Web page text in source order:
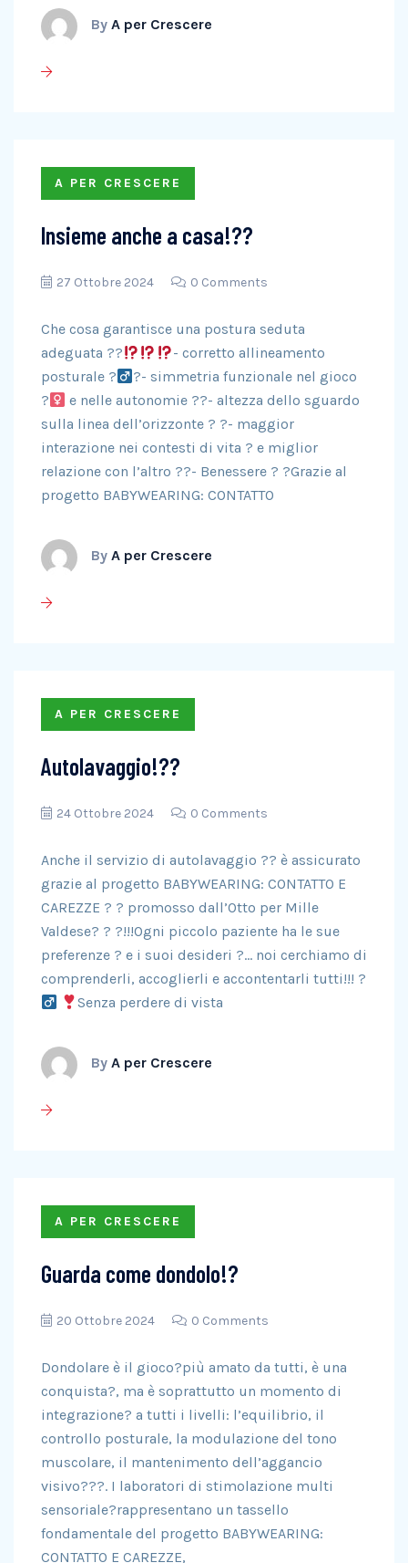
By A per Crescere
A PER CRESCERE
Insieme anche a casa!??
27 Ottobre 2024 0 Comments
Che cosa garantisce una postura seduta
adeguata ?‍?
- corretto allineamento
posturale ?‍
?- simmetria funzionale nel gioco
?‍
e nelle autonomie ??- altezza dello sguardo
sulla linea dell’orizzonte ? ?- maggior
interazione nei contesti di vita ? e miglior
relazione con l’altro ??- Benessere ? ?Grazie al
progetto BABYWEARING: CONTATTO
By A per Crescere
A PER CRESCERE
Autolavaggio!??
24 Ottobre 2024 0 Comments
Anche il servizio di autolavaggio ?? è assicurato
grazie al progetto BABYWEARING: CONTATTO E
CAREZZE ? ? promosso dall’Otto per Mille
Valdese? ? ?!!!Ogni piccolo paziente ha le sue
preferenze ? e i suoi desideri ?… noi cerchiamo di
comprenderli, accoglierli e accontentarli tutti!!! ?‍
Senza perdere di vista
By A per Crescere
A PER CRESCERE
Guarda come dondolo!?
20 Ottobre 2024 0 Comments
Dondolare è il gioco?più amato da tutti, è una
conquista?, ma è soprattutto un momento di
integrazione? a tutti i livelli: l’equilibrio, il
controllo posturale, la modulazione del tono
muscolare, il mantenimento dell’aggancio
visivo???. I laboratori di stimolazione multi
sensoriale?rappresentano un tassello
fondamentale del progetto BABYWEARING:
CONTATTO E CAREZZE,